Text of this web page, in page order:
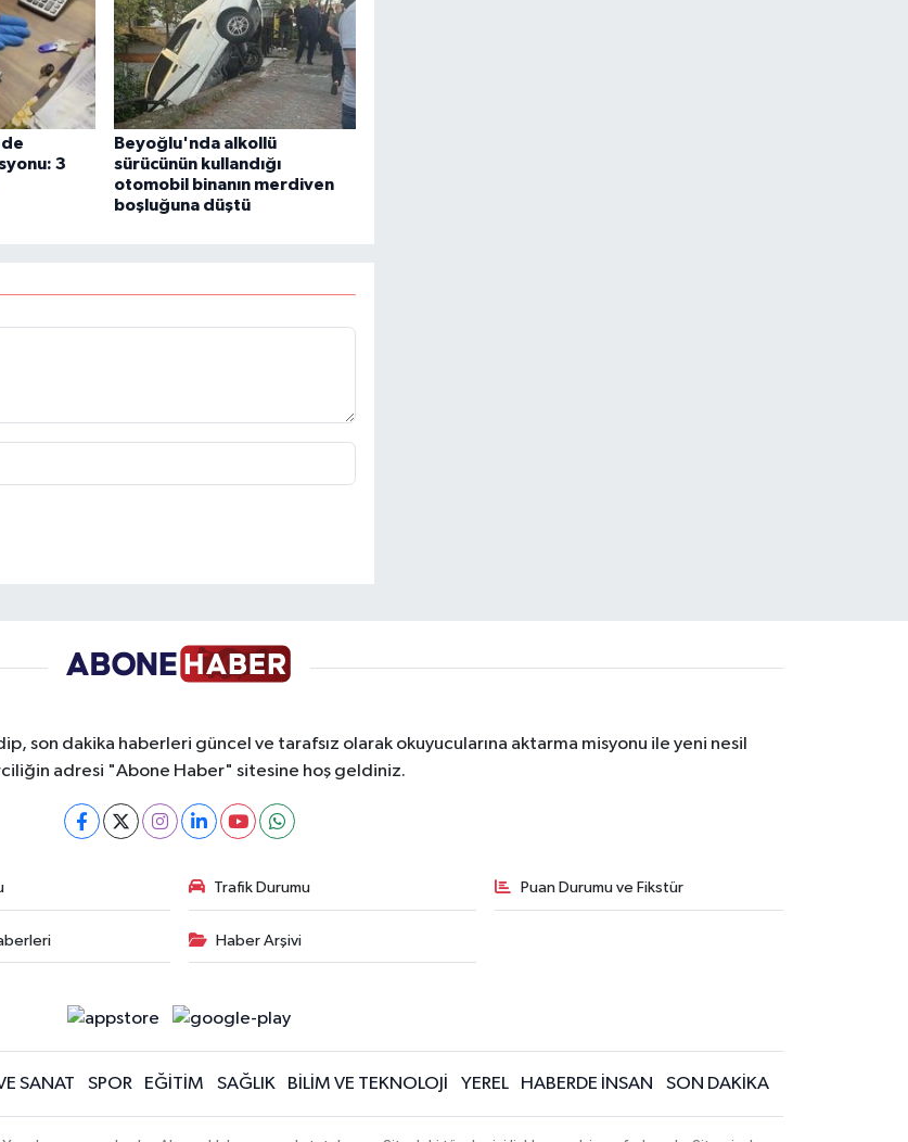
3
Beyoğlu'nda alkollü
sürücünün kullandığı
otomobil binanın merdiven
boşluğuna düştü
son dakika haberleri güncel ve tarafsız olarak okuyucularına aktarma misyonu ile yeni nesil
adresi "Abone Haber" sitesine hoş geldiniz.
Trafik Durumu Puan Durumu ve Fikstür
Haber Arşivi
SANAT SPOR EĞİTİM SAĞLIK BİLİM VE TEKNOLOJİ YEREL HABERDE İNSAN SON DAKİKA